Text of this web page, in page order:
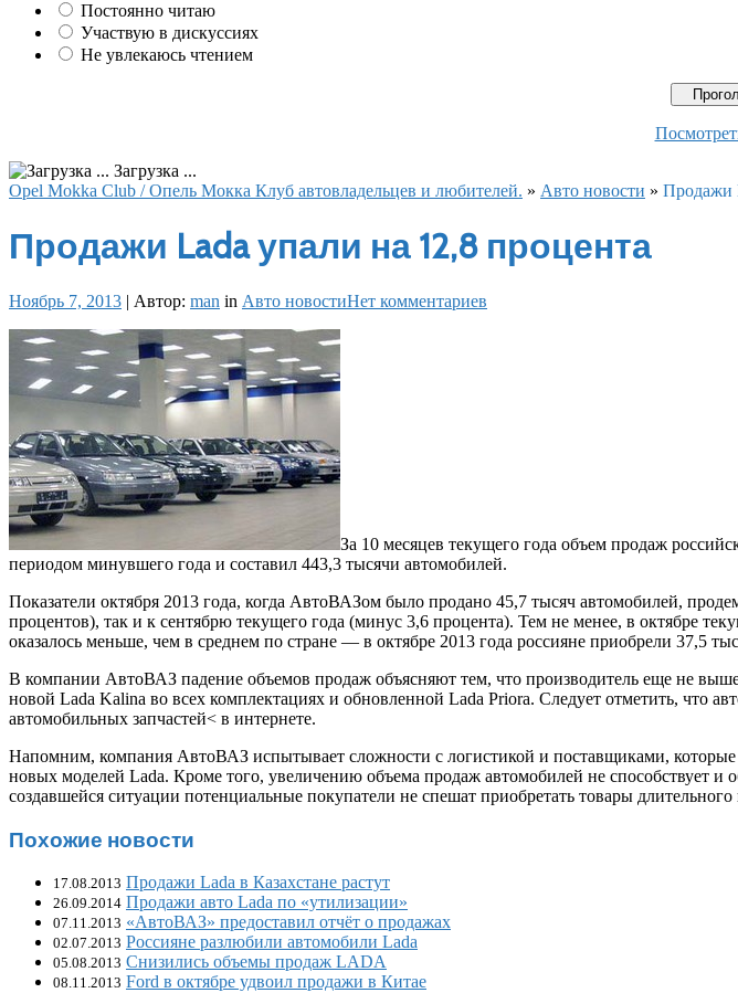
Постоянно читаю
Участвую в дискуссиях
Не увлекаюсь чтением
Загрузка ...
Opel Mokka Club / Опель Мокка Клуб автовладельцев и любителей. » Авто новости » Продажи
Продажи Lada упали на 12,8 процента
Ноябрь 7, 2013 | Автор: man in Авто новостиНет комментариев
За 10 месяцев текущего года объем продаж
периодом минувшего года и составил 443,3 тысячи автомобилей.
Показатели октября 2013 года, когда АвтоВАЗом было продано 45,7 тысяч автомобилей,
процентов), так и к сентябрю текущего года (минус 3,6 процента). Тем не менее, в октябре
оказалось меньше, чем в среднем по стране — в октябре 2013 года россияне приобрели 37,5
В компании АвтоВАЗ падение объемов продаж объясняют тем, что производитель еще не
новой Lada Kalina во всех комплектациях и обновленной Lada Priora. Следует отметить, что
автомобильных запчастей< в интернете.
Напомним, компания АвтоВАЗ испытывает сложности с логистикой и поставщиками,
новых моделей Lada. Кроме того, увеличению объема продаж автомобилей не способствует
создавшейся ситуации потенциальные покупатели не спешат приобретать товары
Похожие новости
17.08.2013 Продажи Lada в Казахстане растут
26.09.2014 Продажи авто Lada по «утилизации»
07.11.2013 «АвтоВАЗ» предоставил отчёт о продажах
02.07.2013 Россияне разлюбили автомобили Lada
05.08.2013 Снизились объемы продаж LADA
08.11.2013 Ford в октябре удвоил продажи в Китае